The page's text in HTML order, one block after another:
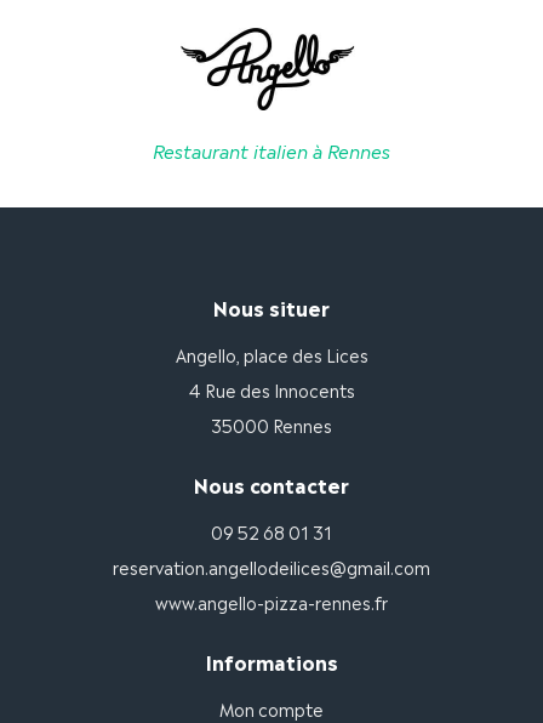
du
produit
Restaurant italien à Rennes
Nous situer
Angello, place des Lices
4 Rue des Innocents
35000 Rennes
Nous contacter
09 52 68 01 31
reservation.angellodeilices@gmail.com
www.angello-pizza-rennes.fr
Informations
Mon compte